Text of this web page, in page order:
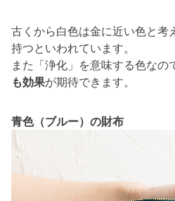
古くから白色は金に近い色と考
持つといわれています。
また「浄化」を意味する色なの
も効果が期待できます。
青色（ブルー）の財布